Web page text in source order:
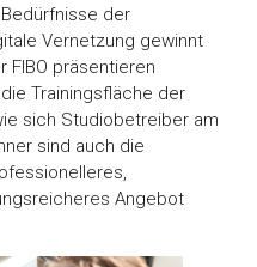
der
Vernetzung gewinnt
FIBO präsentieren
Trainingsfläche der
sich Studiobetreiber am
sind auch die
Angebot